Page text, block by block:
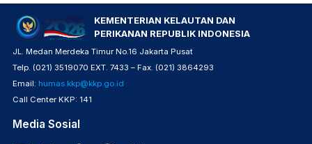
KEMENTERIAN KELAUTAN DAN
PERIKANAN REPUBLIK INDONESIA
JL. Medan Merdeka Timur No.16 Jakarta Pusat
Telp. (021) 3519070 EXT. 7433 – Fax. (021) 3864293
Email: humas.kkp@kkp.go.id
Call Center KKP: 141
Media Sosial